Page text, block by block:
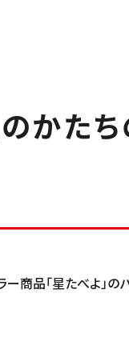
かたち
品「星たべよ」の